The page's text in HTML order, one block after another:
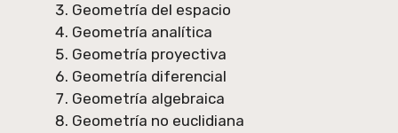
Geometría del espacio
Geometría analítica
Geometría proyectiva
Geometría diferencial
Geometría algebraica
Geometría no euclidiana